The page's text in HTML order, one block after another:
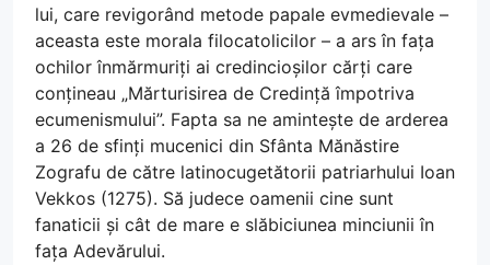
lui, care revigorând metode papale evmedievale –
aceasta este morala filocatolicilor – a ars în fața
ochilor înmărmuriți ai credincioșilor cărți care
conțineau „Mărturisirea de Credință împotriva
ecumenismului”. Fapta sa ne amintește de arderea
a 26 de sfinți mucenici din Sfânta Mănăstire
Zografu de către latinocugetătorii patriarhului Ioan
Vekkos (1275). Să judece oamenii cine sunt
fanaticii și cât de mare e slăbiciunea minciunii în
fața Adevărului.